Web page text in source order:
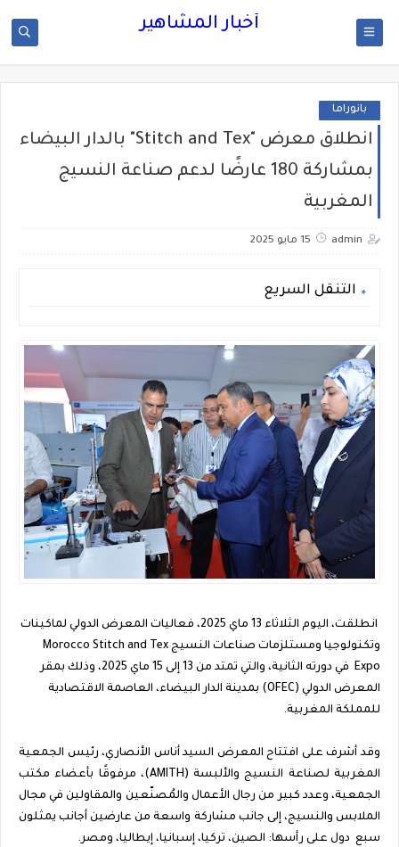
أخبار المشاهير
بانوراما
انطلاق معرض "Stitch and Tex" بالدار البيضاء
بمشاركة 180 عارضًا لدعم صناعة النسيج
المغربية
admin 15 مايو 2025
التنقل السريع
انطلقت، اليوم الثلاثاء 13 ماي 2025، فعاليات المعرض الدولي لماكينات
وتكنولوجيا ومستلزمات صناعات النسيج Morocco Stitch and Tex
Expo في دورته الثانية، والتي تمتد من 13 إلى 15 ماي 2025، وذلك بمقر
المعرض الدولي (OFEC) بمدينة الدار البيضاء، العاصمة الاقتصادية
للمملكة المغربية.
وقد أشرف على افتتاح المعرض السيد أناس الأنصاري، رئيس الجمعية
المغربية لصناعة النسيج والألبسة (AMITH)، مرفوقًا بأعضاء مكتب
الجمعية، وعدد كبير من رجال الأعمال والمُصنّعين والمقاولين في مجال
الملابس والنسيج، إلى جانب مشاركة واسعة من عارضين أجانب يمثلون
سبع دول على رأسها: الصين، تركيا، إسبانيا، إيطاليا، ومصر.